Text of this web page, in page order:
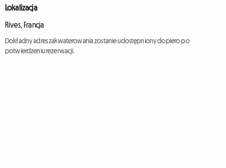
Lokalizacja
Rives, Francja
Dokładny adres zakwaterowania zostanie udostępniony dopiero po
potwierdzeniu rezerwacji.